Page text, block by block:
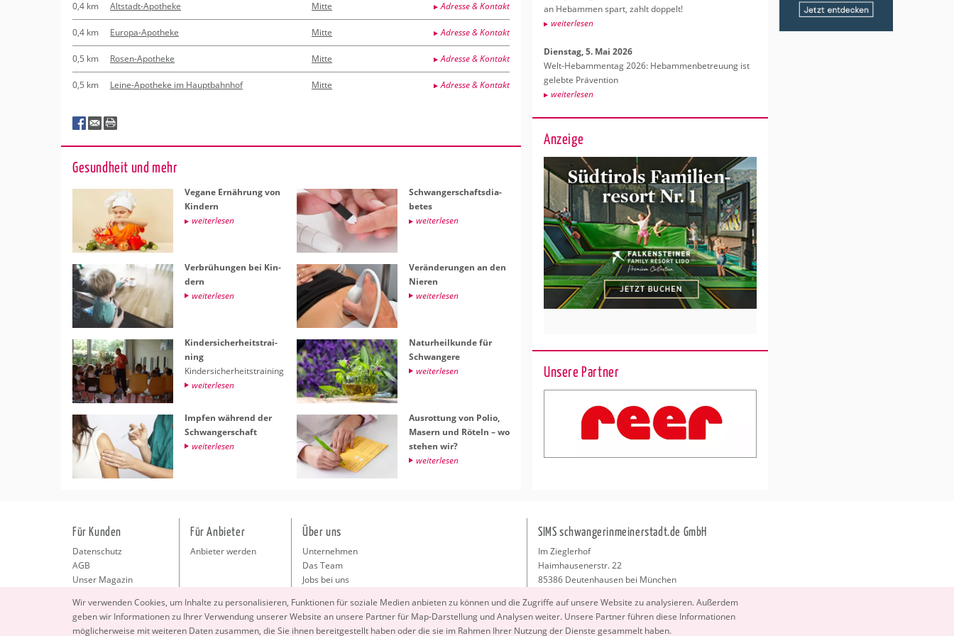
0,4 km Altstadt-Apotheke Mitte Adresse & Kontakt
0,4 km Europa-Apotheke Mitte Adresse & Kontakt
0,5 km Rosen-Apotheke Mitte Adresse & Kontakt
0,5 km Leine-Apotheke im Hauptbahnhof Mitte Adresse & Kontakt
Ge­sund­heit und mehr
Ve­ga­ne Er­näh­rung von
Kin­dern
wei­ter­le­sen
Schwan­ger­schafts­dia­
be­tes
wei­ter­le­sen
Ver­brü­hun­gen bei Kin­
dern
wei­ter­le­sen
Ver­än­de­run­gen an den
Nie­ren
wei­ter­le­sen
Kin­der­si­cher­heits­trai­
ning
Kin­der­si­cher­heits­trai­ning
wei­ter­le­sen
Na­tur­heil­kun­de für
Schwan­ge­re
wei­ter­le­sen
Imp­fen wäh­rend der
Schwan­ger­schaft
wei­ter­le­sen
Aus­rot­tung von Polio,
Ma­sern und Rö­teln – wo
ste­hen wir?
wei­ter­le­sen
an Heb­am­men spart, zahlt dop­pelt!
wei­ter­le­sen
Diens­tag, 5. Mai 2026
Welt-Heb­am­men­tag 2026: Heb­am­men­be­treu­ung ist
ge­leb­te Prä­ven­ti­on
wei­ter­le­sen
Anzeige
Unsere Partner
Wir ver­wen­den Coo­kies, um In­hal­te zu per­so­na­li­sie­ren, Funk­tio­nen für so­zia­le Me­di­en an­bie­ten zu kön­nen und die Zu­grif­fe auf un­se­re Web­site zu ana­ly­sie­ren. Au­ßer­dem
geben wir In­for­ma­tio­nen zu Ihrer Ver­wen­dung un­se­rer Web­site an un­se­re Part­ner für Map-Dar­stel­lung und Ana­ly­sen wei­ter. Un­se­re Part­ner füh­ren diese In­for­ma­tio­nen
mög­li­cher­wei­se mit wei­te­ren Daten zu­sam­men, die Sie ihnen be­reit­ge­stellt haben oder die sie im Rah­men Ihrer Nut­zung der Diens­te ge­sam­melt haben.
Für Kunden
Datenschutz
AGB
Unser Magazin
Für Anbieter
Anbieter werden
Über uns
Unternehmen
Das Team
Jobs bei uns
Kontakt
Impressum
SIMS schwangerinmeinerstadt.de GmbH
Im Zieglerhof
Haimhausenerstr. 22
85386 Deutenhausen bei München